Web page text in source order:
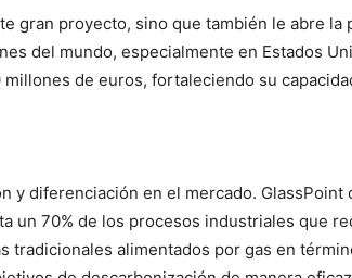
gran proyecto, sino que también le abre la
del mundo, especialmente en Estados
de euros, fortaleciendo su
y diferenciación en el mercado. GlassPoint
un 70% de los procesos industriales que
tradicionales alimentados por gas en